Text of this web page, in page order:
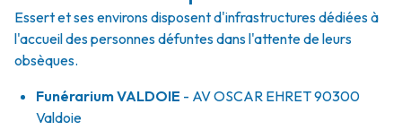
Essert et ses environs disposent d'infrastructures dédiées à
l'accueil des personnes défuntes dans l'attente de leurs
obsèques.
FunérariumVALDOIE - AVOSCAR EHRET90300
Valdoie